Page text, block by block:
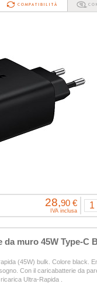
28,90 €
IVA inclusa
muro 45W Type-C
(45W) bulk. Colore black.
Con il caricabatterie da
Ultra-Rapida .